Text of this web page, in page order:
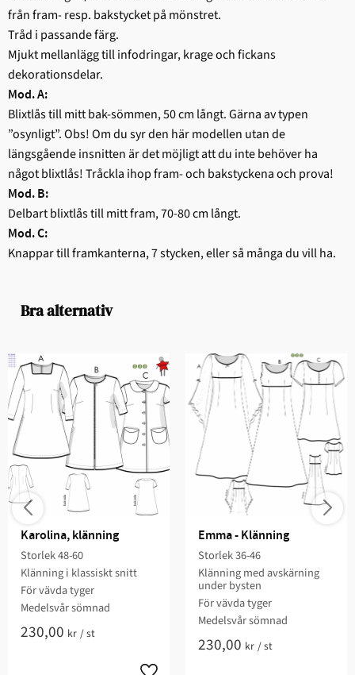
från fram- resp. bakstycket på mönstret.
Tråd i passande färg.
Mjukt mellanlägg till infodringar, krage och fickans
dekorationsdelar.
Mod. A:
Blixtlås till mitt bak-sömmen, 50 cm långt. Gärna av typen
”osynligt”. Obs! Om du syr den här modellen utan de
längsgående insnitten är det möjligt att du inte behöver ha
något blixtlås! Tråckla ihop fram- och bakstyckena och prova!
Mod. B:
Delbart blixtlås till mitt fram, 70-80 cm långt.
Mod. C:
Knappar till framkanterna, 7 stycken, eller så många du vill ha.
Bra alternativ
Karolina, klänning
Storlek 48-60​
Klänning i klassiskt snitt​
För vävda ​tyger
Medelsvår sömnad​​
230,00 kr /st
Emma - Klänning
Storlek 36-46
Klänning med avskärning
under bysten​​​
För vävda tyger​
​Medelsvår sömnad
230,00 kr /st